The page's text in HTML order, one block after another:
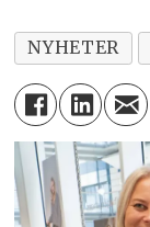
NYHETER